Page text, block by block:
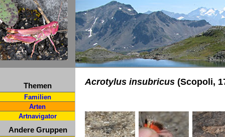
Themen
Familien
Arten
Artnavigator
Andere Gruppen
Acrotylus insubricus (Scopoli,